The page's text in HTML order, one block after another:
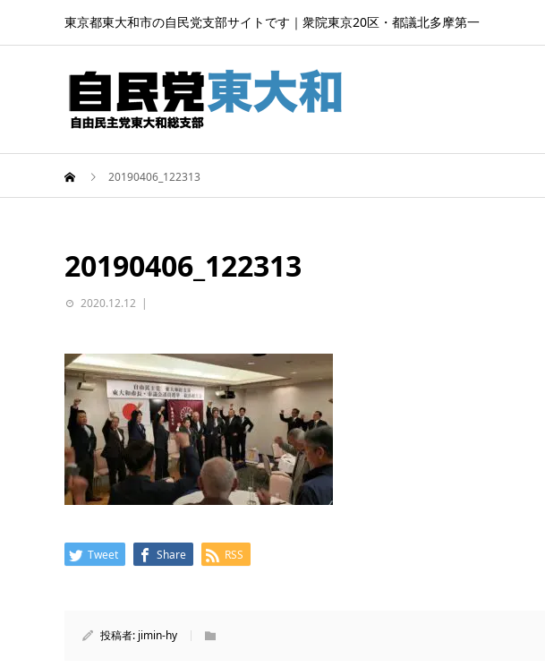
東京都東大和市の自民党支部サイトです｜衆院東京20区・都議北多摩第一
20190406_122313
20190406_122313
2020.12.12
Tweet Share RSS
投稿者: jimin-hy